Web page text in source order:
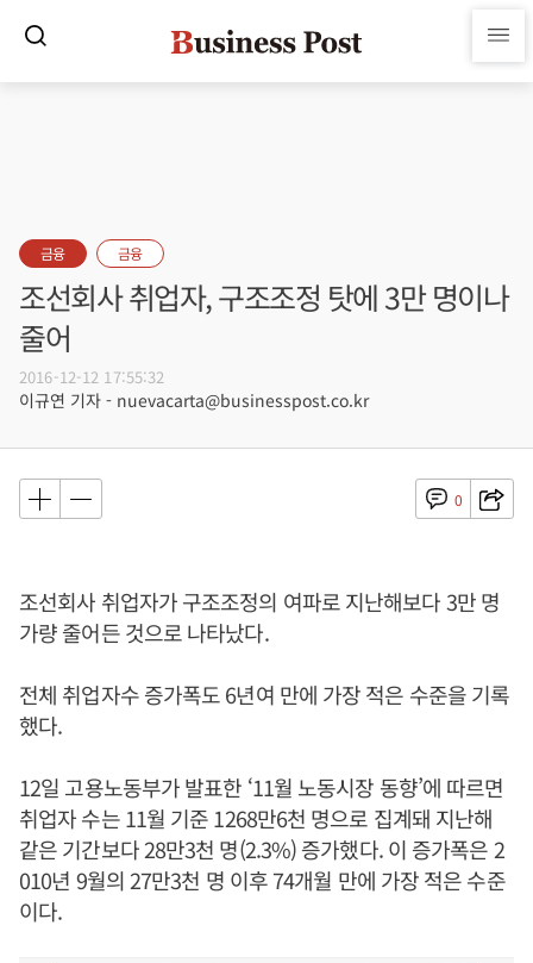
금융 금융
조선회사 취업자, 구조조정 탓에 3만 명이나
줄어
2016-12-12 17:55:32
이규연 기자 - nuevacarta@businesspost.co.kr
0
조선회사 취업자가 구조조정의 여파로 지난해보다 3만 명
가량 줄어든 것으로 나타났다.
전체 취업자수 증가폭도 6년여 만에 가장 적은 수준을 기록
했다.
12일 고용노동부가 발표한 ‘11월 노동시장 동향’에 따르면
취업자 수는 11월 기준 1268만6천 명으로 집계돼 지난해
같은 기간보다 28만3천 명(2.3%) 증가했다. 이 증가폭은 2
010년 9월의 27만3천 명 이후 74개월 만에 가장 적은 수준
이다.